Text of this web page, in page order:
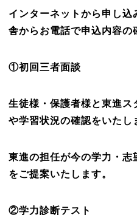
インターネットから申し
舎からお電話で申込内容の
①初回三者面談
生徒様・保護者様と東進ス
や学習状況の確認をいたし
東進の担任が今の学力・志
をご提案いたします。
②学力診断テスト